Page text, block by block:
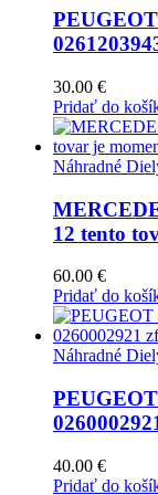
30.00 €
Pridať do
Náhradné
12 tento
60.00 €
Pridať do
Náhradné
40.00 €
Pridať do